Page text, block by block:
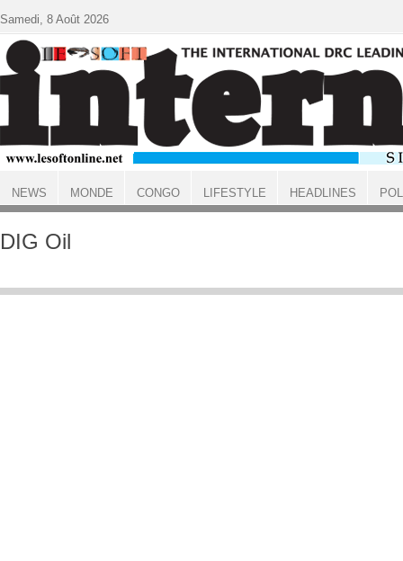
ACCUEIL
DIG Oil
Samedi, 8 Août 2026
NEWS MONDE CONGO LIFESTYLE HEADLINES